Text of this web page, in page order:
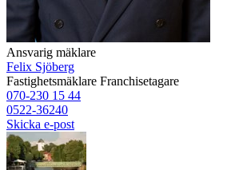
Ansvarig mäklare
Felix Sjöberg
Fastighetsmäklare Franchisetagare
070-230 15 44
0522-36240
Skicka e-post